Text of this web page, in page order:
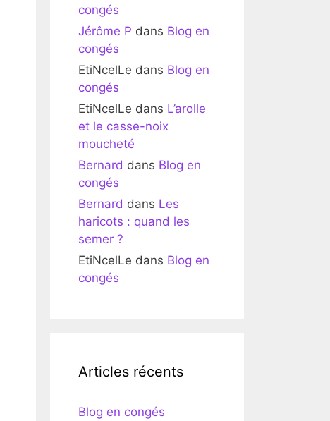
congés
Jérôme P dans Blog en
congés
EtiNcelLe dans Blog en
congés
EtiNcelLe dans L’arolle
et le casse-noix
moucheté
Bernard dans Blog en
congés
Bernard dans Les
haricots : quand les
semer ?
EtiNcelLe dans Blog en
congés
Articles récents
Blog en congés